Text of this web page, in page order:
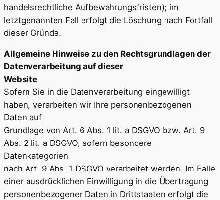
handelsrechtliche Aufbewahrungsfristen); im
letztgenannten Fall erfolgt die Löschung nach Fortfall
dieser Gründe.
Allgemeine Hinweise zu den Rechtsgrundlagen der
Datenverarbeitung auf dieser
Website
Sofern Sie in die Datenverarbeitung eingewilligt
haben, verarbeiten wir Ihre personenbezogenen
Daten auf
Grundlage von Art. 6 Abs. 1 lit. a DSGVO bzw. Art. 9
Abs. 2 lit. a DSGVO, sofern besondere
Datenkategorien
nach Art. 9 Abs. 1 DSGVO verarbeitet werden. Im Falle
einer ausdrücklichen Einwilligung in die Übertragung
personenbezogener Daten in Drittstaaten erfolgt die